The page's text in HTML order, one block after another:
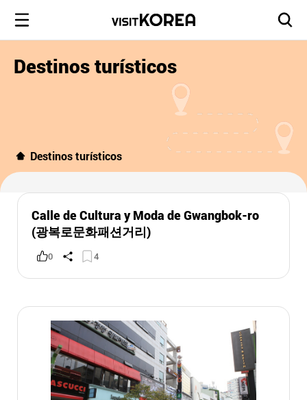
Destinos turísticos
Destinos turísticos
Calle de Cultura y Moda de Gwangbok-ro
(광복로문화패션거리)
0 4